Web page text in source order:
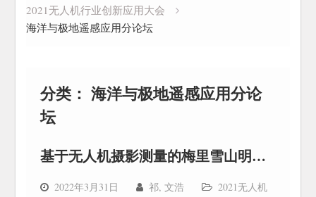
2021无人机行业创新应用大会
海洋与极地遥感应用分论坛
分类：海洋与极地遥感应用分论
坛
基于无人机摄影测量的梅里雪山明永冰川高程监测
2022年3月31日 祁, 文浩
2021无人机